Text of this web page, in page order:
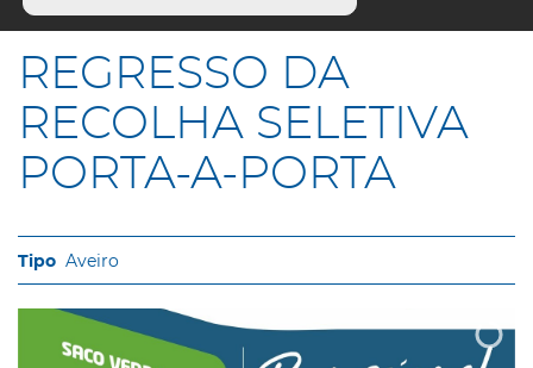
REGRESSO DA
RECOLHA SELETIVA
PORTA-A-PORTA
Aveiro